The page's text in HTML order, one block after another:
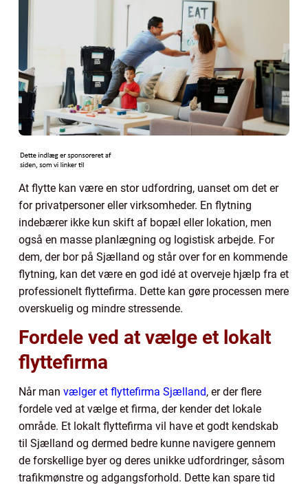
At flytte kan være en stor udfordring, uanset om det er
for privatpersoner eller virksomheder. En flytning
indebærer ikke kun skift af bopæl eller lokation, men
også en masse planlægning og logistisk arbejde. For
dem, der bor på Sjælland og står over for en kommende
flytning, kan det være en god idé at overveje hjælp fra et
professionelt flyttefirma. Dette kan gøre processen mere
overskuelig og mindre stressende.
Fordele ved at vælge et lokalt
flyttefirma
Når man vælger et flyttefirma Sjælland, er der flere
fordele ved at vælge et firma, der kender det lokale
område. Et lokalt flyttefirma vil have et godt kendskab
til Sjælland og dermed bedre kunne navigere gennem
de forskellige byer og deres unikke udfordringer, såsom
trafikmønstre og adgangsforhold. Dette kan spare tid